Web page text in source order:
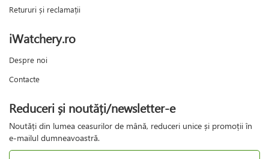
Retururi și reclamații
iWatchery.ro
Despre noi
Contacte
Reduceri și noutăți/newsletter-e
Noutăți din lumea ceasurilor de mână, reduceri unice și promoții în
e-mailul dumneavoastră.